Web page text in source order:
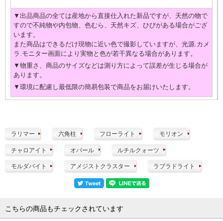
▼出品商品の全ては産地から直接仕入れた新品ですが、天然の物で
すので不純物や内包物、色むら、天然キズ、ひびがある場合がござ
います。
また商品はできるだけ現物に近い色で撮影していますが、光源.カメ
ラ.モニター画面により実物と色が若干異なる場合があります。
▼物重さ、商品のサイズなどは測り方によって誤差が生じる場合が
あります。
▼環境に配慮し最低限の簡易包装で商品をお届けいたします。
ラリマー 六角柱 フローライト モリオン
チャロアイト オパール ルチルクォーツ
モルダバイト アメジストクラスター ラブラドライト
こちらの商品もチェックされています